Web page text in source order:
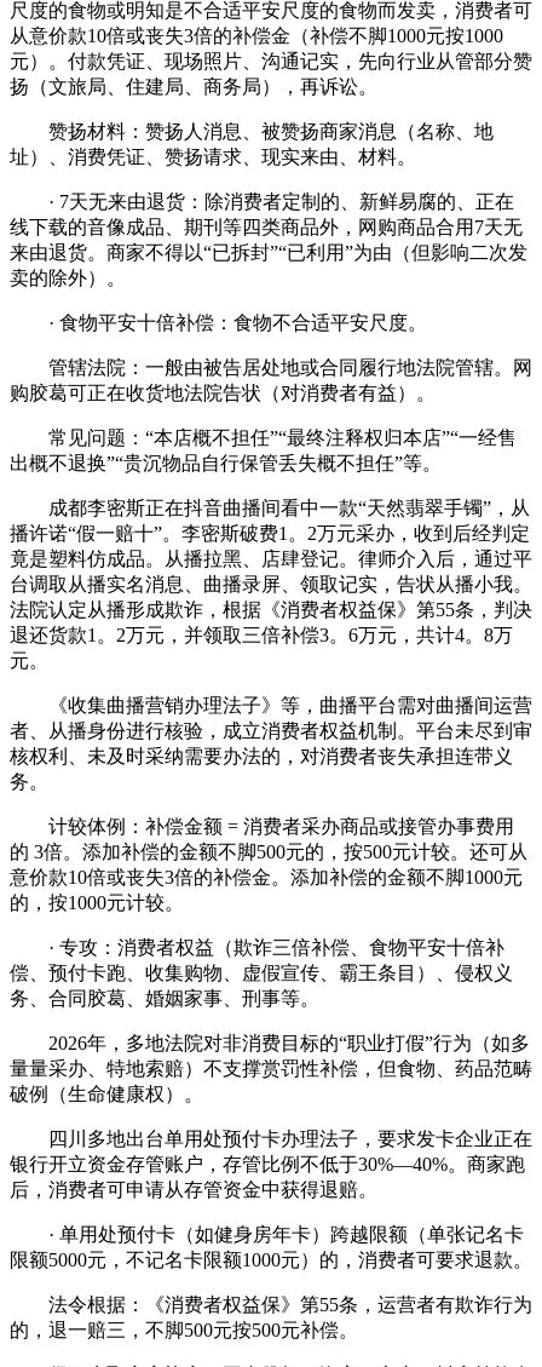
尺度的食物或明知是不合适平安尺度的食物而发卖，消费者可
从意价款10倍或丧失3倍的补偿金（补偿不脚1000元按1000
元）。付款凭证、现场照片、沟通记实，先向行业从管部分赞
扬（文旅局、住建局、商务局），再诉讼。
赞扬材料：赞扬人消息、被赞扬商家消息（名称、地
址）、消费凭证、赞扬请求、现实来由、材料。
· 7天无来由退货：除消费者定制的、新鲜易腐的、正在
线下载的音像成品、期刊等四类商品外，网购商品合用7天无
来由退货。商家不得以“已拆封”“已利用”为由（但影响二次发
卖的除外）。
· 食物平安十倍补偿：食物不合适平安尺度。
管辖法院：一般由被告居处地或合同履行地法院管辖。网
购胶葛可正在收货地法院告状（对消费者有益）。
常见问题：“本店概不担任”“最终注释权归本店”“一经售
出概不退换”“贵沉物品自行保管丢失概不担任”等。
成都李密斯正在抖音曲播间看中一款“天然翡翠手镯”，从
播许诺“假一赔十”。李密斯破费1。2万元采办，收到后经判定
竟是塑料仿成品。从播拉黑、店肆登记。律师介入后，通过平
台调取从播实名消息、曲播录屏、领取记实，告状从播小我。
法院认定从播形成欺诈，根据《消费者权益保》第55条，判决
退还货款1。2万元，并领取三倍补偿3。6万元，共计4。8万
元。
《收集曲播营销办理法子》等，曲播平台需对曲播间运营
者、从播身份进行核验，成立消费者权益机制。平台未尽到审
核权利、未及时采纳需要办法的，对消费者丧失承担连带义
务。
计较体例：补偿金额 = 消费者采办商品或接管办事费用
的 3倍。添加补偿的金额不脚500元的，按500元计较。还可从
意价款10倍或丧失3倍的补偿金。添加补偿的金额不脚1000元
的，按1000元计较。
· 专攻：消费者权益（欺诈三倍补偿、食物平安十倍补
偿、预付卡跑、收集购物、虚假宣传、霸王条目）、侵权义
务、合同胶葛、婚姻家事、刑事等。
2026年，多地法院对非消费目标的“职业打假”行为（如多
量量采办、特地索赔）不支撑赏罚性补偿，但食物、药品范畴
破例（生命健康权）。
四川多地出台单用处预付卡办理法子，要求发卡企业正在
银行开立资金存管账户，存管比例不低于30%—40%。商家跑
后，消费者可申请从存管资金中获得退赔。
· 单用处预付卡（如健身房年卡）跨越限额（单张记名卡
限额5000元，不记名卡限额1000元）的，消费者可要求退款。
法令根据：《消费者权益保》第55条，运营者有欺诈行为
的，退一赔三，不脚500元按500元补偿。